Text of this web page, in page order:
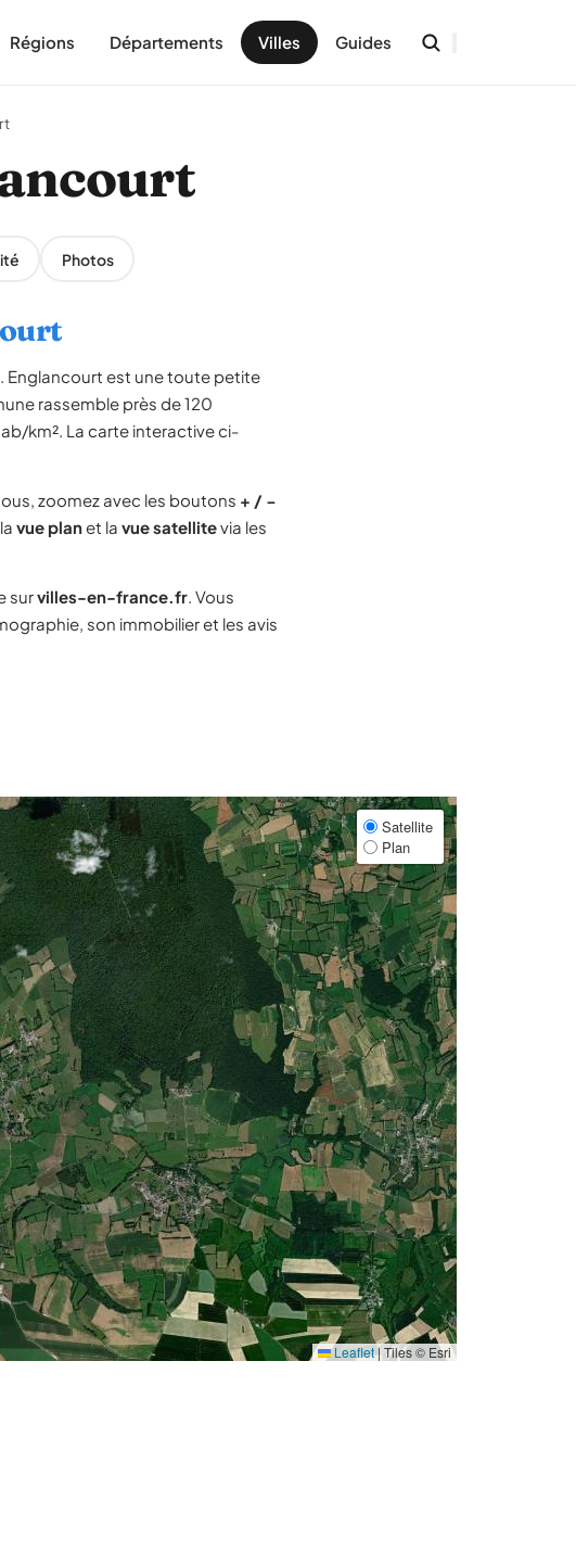
Régions Départements Villes Guides
Photos
Englancourt est une toute petite
rassemble près de 120
km². La carte interactive ci-
zoomez avec les boutons + / −
vue planet la vue satellitevia les
survilles-en-france.fr. Vous
son immobilier et les avis
Satellite
Plan
Leaflet|Tiles © Esri